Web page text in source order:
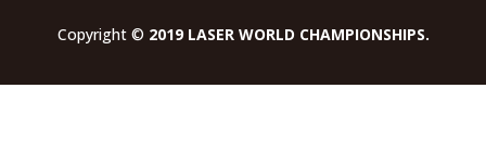
Copyright © 2019 LASER WORLD CHAMPIONSHIPS.